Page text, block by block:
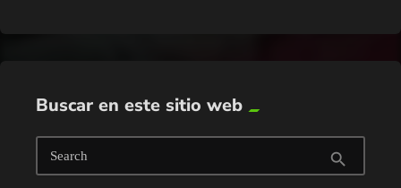
Buscar en este sitio web
Search search